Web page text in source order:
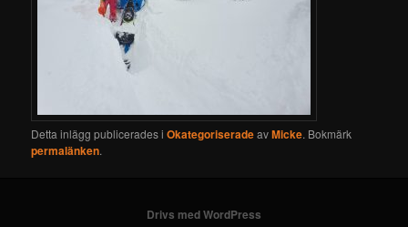
Detta inlägg publicerades iOkategoriseradeavMicke. Bokmärk
permalänken.
Drivs med WordPress